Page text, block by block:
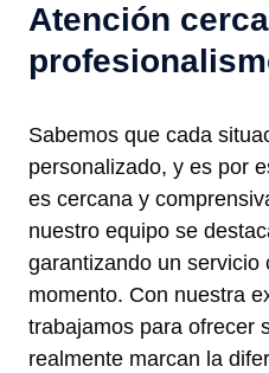
Atención
Sabemos que cada
personalizado, y es por
es cercana y
nuestro equipo se
garantizando un servicio
momento. Con nuestra
trabajamos para ofrecer
realmente marcan la